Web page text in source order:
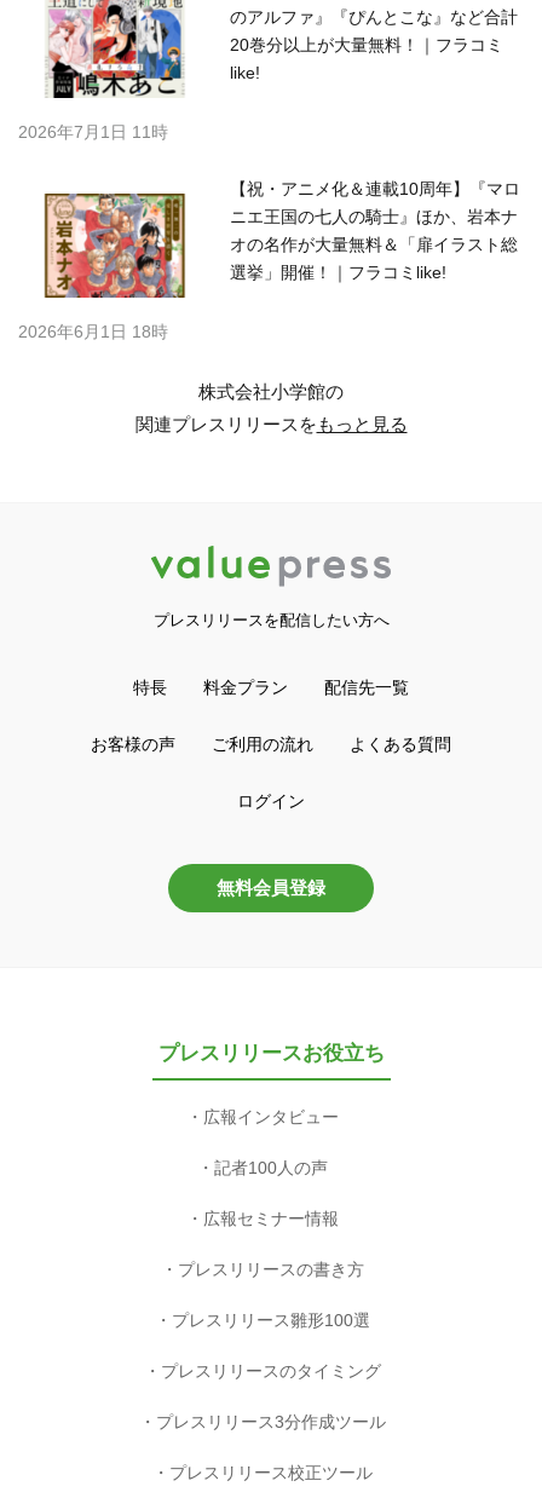
のアルファ』『ぴんとこな』など合計
20巻分以上が大量無料！｜フラコミ
like!
2026年7月1日 11時
【祝・アニメ化＆連載10周年】『マロ
ニエ王国の七人の騎士』ほか、岩本ナ
オの名作が大量無料＆「扉イラスト総
選挙」開催！｜フラコミlike!
2026年6月1日 18時
株式会社小学館の
関連プレスリリースをもっと見る
プレスリリースを配信したい方へ
特長 料金プラン 配信先一覧
お客様の声 ご利用の流れ よくある質問
ログイン
無料会員登録
プレスリリースお役立ち
広報インタビュー
記者100人の声
広報セミナー情報
プレスリリースの書き方
プレスリリース雛形100選
プレスリリースのタイミング
プレスリリース3分作成ツール
プレスリリース校正ツール